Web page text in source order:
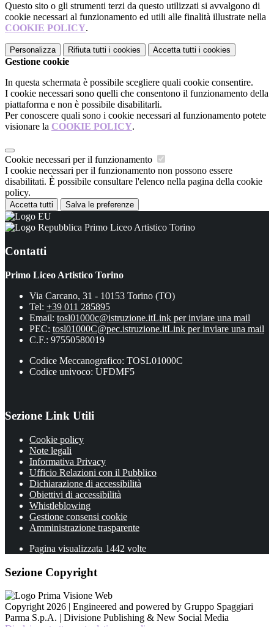
Questo sito o gli strumenti terzi da questo utilizzati si avvalgono di
cookie necessari al funzionamento ed utili alle finalità illustrate nella
COOKIE POLICY.
Personalizza Rifiuta tutti i cookies Accetta tutti i cookies
Gestione cookie
In questa schermata è possibile scegliere quali cookie consentire.
I cookie necessari sono quelli che consentono il funzionamento della
piattaforma e non è possibile disabilitarli.
Per conoscere quali sono i cookie necessari al funzionamento potete
visionare la COOKIE POLICY.
Cookie necessari per il funzionamento
I cookie necessari per il funzionamento non possono essere
disabilitati. È possibile consultare l'elenco nella pagina della cookie
policy.
Accetta tutti Salva le preferenze
Primo Liceo Artistico Torino
Contatti
Primo Liceo Artistico Torino
Via Carcano, 31 - 10153 Torino (TO)
Tel: +39 011 285895
Email: tosl01000c@istruzione.itLink per inviare una mail
PEC: tosl01000C@pec.istruzione.itLink per inviare una mail
C.F.: 97550580019
Codice Meccanografico: TOSL01000C
Codice univoco: UFDMF5
Sezione Link Utili
Cookie policy
Note legali
Informativa Privacy
Ufficio Relazioni con il Pubblico
Dichiarazione di accessibilità
Obiettivi di accessibilità
Whistleblowing
Gestione consensi cookie
Amministrazione trasparente
Pagina visualizzata 1442 volte
Sezione Copyright
Copyright 2026 | Engineered and powered by Gruppo Spaggiari
Parma S.p.A. | Divisione Publishing & New Social Media